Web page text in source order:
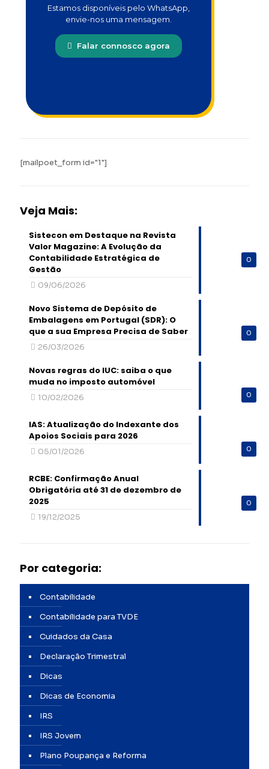
Estamos disponíveis pelo WhatsApp,
envie-nos uma mensagem.
Falar connosco agora
[mailpoet_form id="1"]
Veja Mais:
0
Sistecon em Destaque na Revista
Valor Magazine: A Evolução da
Contabilidade Estratégica de
Gestão
09/06/2026
0
Novo Sistema de Depósito de
Embalagens em Portugal (SDR): O
que a sua Empresa Precisa de Saber
26/03/2026
0
Novas regras do IUC: saiba o que
muda no imposto automóvel
10/02/2026
0
IAS: Atualização do Indexante dos
Apoios Sociais para 2026
05/01/2026
0
RCBE: Confirmação Anual
Obrigatória até 31 de dezembro de
2025
19/12/2025
Por categoria:
Contabilidade
Contabilidade para TVDE
Cuidados da Casa
Declaraçāo Trimestral
Dicas
Dicas de Economia
IRS
IRS Jovem
Plano Poupança e Reforma